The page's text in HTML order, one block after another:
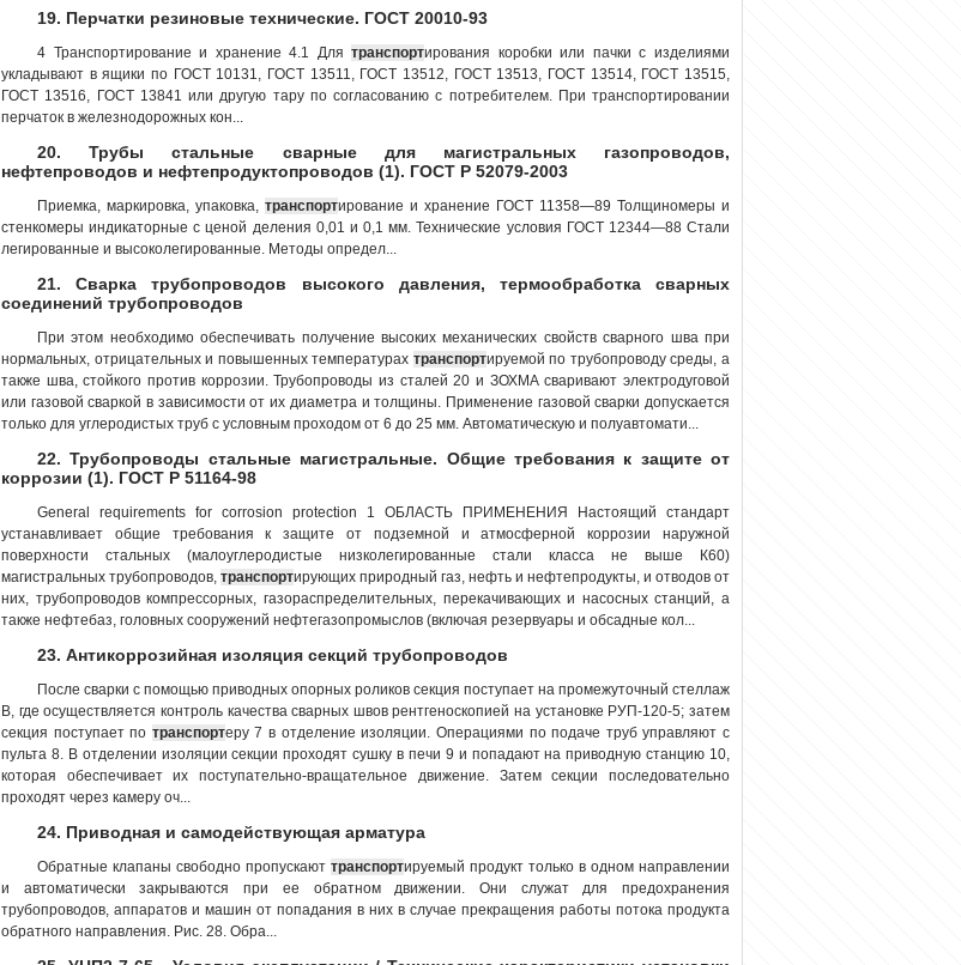
19. Перчатки резиновые технические. ГОСТ 20010-93
4 Транспортирование и хранение 4.1 Длятранспортирования коробки или пачки с изделиями
укладывают в ящики по ГОСТ 10131, ГОСТ 13511, ГОСТ 13512, ГОСТ 13513, ГОСТ 13514, ГОСТ 13515,
ГОСТ 13516, ГОСТ 13841 или другую тару по согласованию с потребителем. При транспортировании
перчаток в железнодорожных кон...
20. Трубы стальные сварные для магистральных газопроводов,
нефтепроводов и нефтепродуктопроводов (1). ГОСТ Р 52079-2003
Приемка, маркировка, упаковка, транспортирование и хранение ГОСТ 11358—89 Толщиномеры и
стенкомеры индикаторные с ценой деления 0,01 и 0,1 мм. Технические условия ГОСТ 12344—88 Стали
легированные и высоколегированные. Методы определ...
21. Сварка трубопроводов высокого давления, термообработка сварных
соединений трубопроводов
При этом необходимо обеспечивать получение высоких механических свойств сварного шва при
нормальных, отрицательных и повышенных температурах транспортируемой по трубопроводу среды, а
также шва, стойкого против коррозии. Трубопроводы из сталей 20 и ЗОХМА сваривают электродуговой
или газовой сваркой в зависимости от их диаметра и толщины. Применение газовой сварки допускается
только для углеродистых труб с условным проходом от 6 до 25 мм. Автоматическую и полуавтомати...
22. Трубопроводы стальные магистральные. Общие требования к защите от
коррозии (1). ГОСТ Р 51164-98
General requirements for corrosion protection 1 ОБЛАСТЬ ПРИМЕНЕНИЯ Настоящий стандарт
устанавливает общие требования к защите от подземной и атмосферной коррозии наружной
поверхности стальных (малоуглеродистые низколегированные стали класса не выше К60)
магистральных трубопроводов, транспортирующих природный газ, нефть и нефтепродукты, и отводов от
них, трубопроводов компрессорных, газораспределительных, перекачивающих и насосных станций, а
также нефтебаз, головных сооружений нефтегазопромыслов (включая резервуары и обсадные кол...
23. Антикоррозийная изоляция секций трубопроводов
После сварки с помощью приводных опорных роликов секция поступает на промежуточный стеллаж
В, где осуществляется контроль качества сварных швов рентгеноскопией на установке РУП-120-5; затем
секция поступает по транспортеру 7 в отделение изоляции. Операциями по подаче труб управляют с
пульта 8. В отделении изоляции секции проходят сушку в печи 9 и попадают на приводную станцию 10,
которая обеспечивает их поступательно-вращательное движение. Затем секции последовательно
проходят через камеру оч...
24. Приводная и самодействующая арматура
Обратные клапаны свободно пропускают транспортируемый продукт только в одном направлении
и автоматически закрываются при ее обратном движении. Они служат для предохранения
трубопроводов, аппаратов и машин от попадания в них в случае прекращения работы потока продукта
обратного направления. Рис. 28. Обра...